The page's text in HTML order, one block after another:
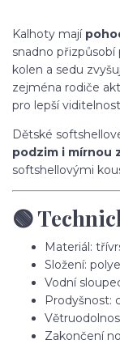
Kalhoty mají
snadno
kolen a sedu
zejména rodiče
pro lepší
Dětské
podzim i mírnou
softshellovými
🟢
Materiál:
Složení:
Vodní
Prodyšnost:
Zakončení